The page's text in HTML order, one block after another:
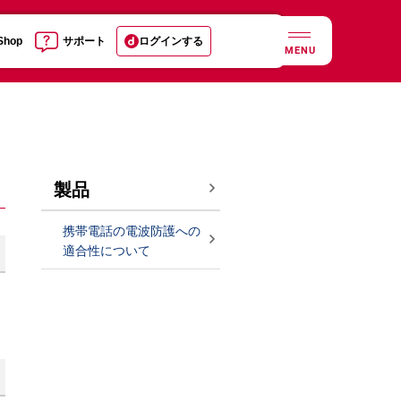
サポート ログインする
MENU
製品
携帯電話の電波防護への
適合性について